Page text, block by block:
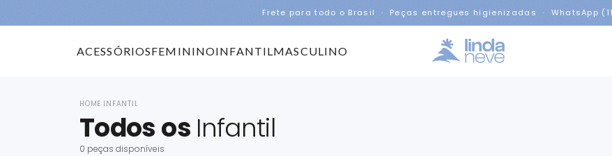
Frete para todo o Brasil · Peças entregues higienizadas · WhatsApp
ACESSÓRIOSFEMININOINFANTILMASCULINO
HOME INFANTIL
Todos os Infantil
0 peças disponíveis